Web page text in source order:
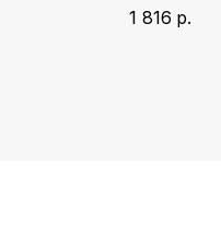
1 816 р.